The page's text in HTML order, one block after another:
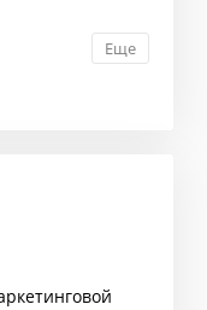
Еще